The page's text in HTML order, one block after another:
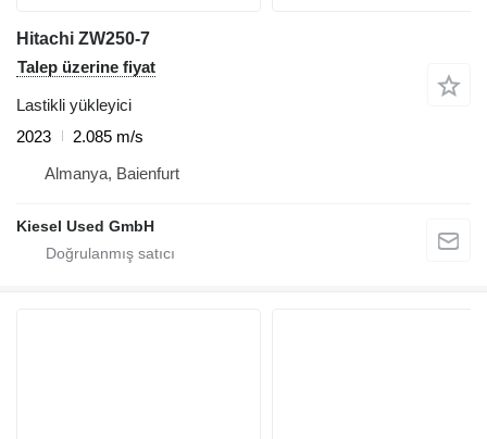
Hitachi ZW250-7
Talep üzerine fiyat
Lastikli yükleyici
2023
2.085 m/s
Almanya, Baienfurt
Kiesel Used GmbH